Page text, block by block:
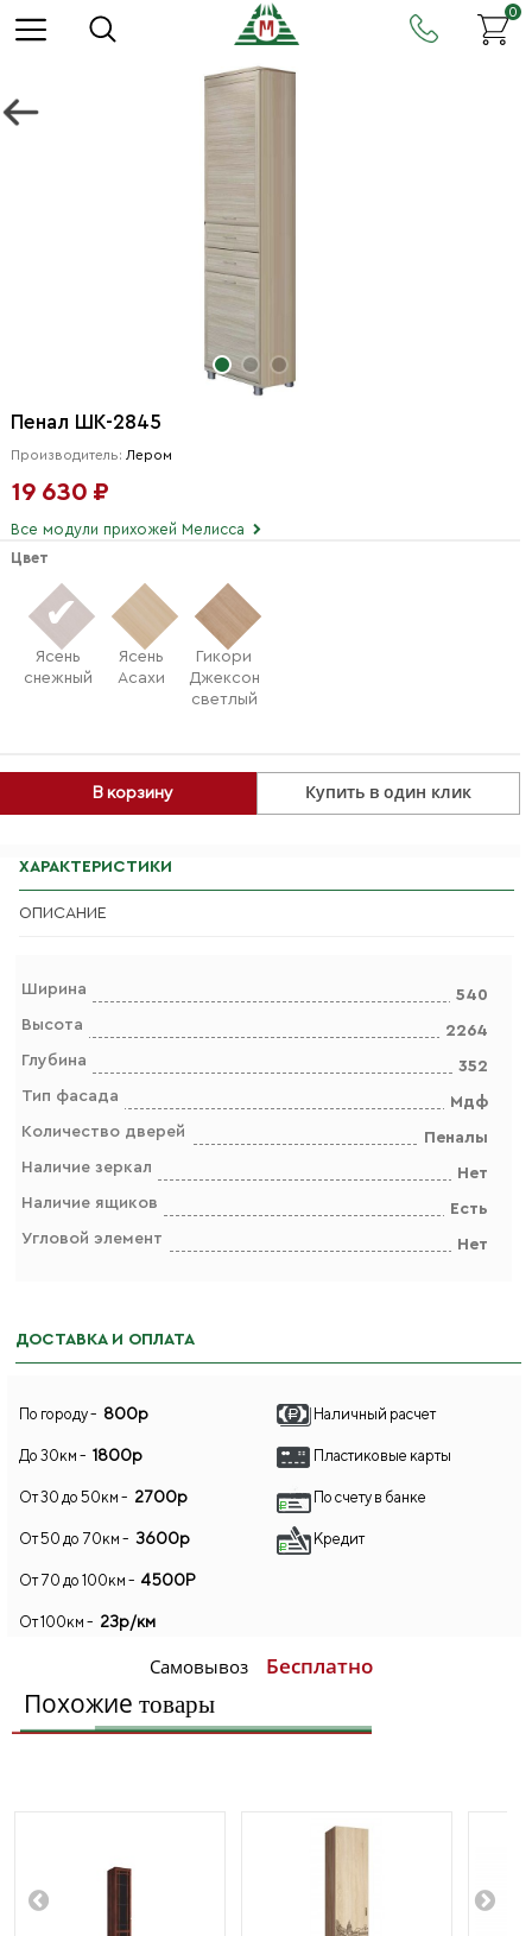
0
Пенал ШК-2845
Производитель: Лером
19 630 ₽
В корзину Купить в один клик
Цвет
Ясень
снежный
Ясень
Асахи
Гикори
Джексон
светлый
Все модули прихожей Мелисса
ХАРАКТЕРИСТИКИ
ОПИСАНИЕ
Ширина
540
Высота
2264
Глубина
352
Тип фасада
Мдф
Количество дверей
Пеналы
Наличие зеркал
Нет
Наличие ящиков
Есть
Угловой элемент
Нет
ДОСТАВКА И ОПЛАТА
По городу - 800р
До 30км - 1800р
От 30 до 50км - 2700р
От 50 до 70км - 3600р
От 70 до 100км - 4500Р
От 100км - 23р/км
Самовывоз Бесплатно
Наличный расчет
Пластиковые карты
По счету в банке
Кредит
Похожие товары